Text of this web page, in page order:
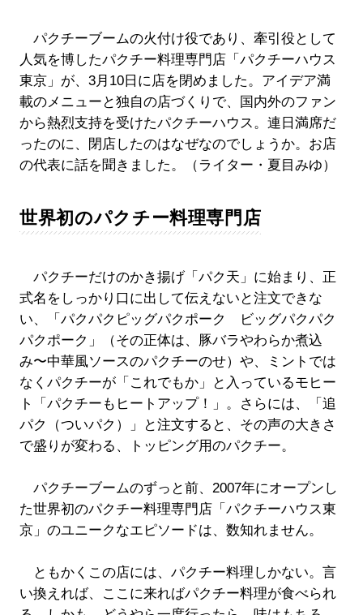
パクチーブームの火付け役であり、牽引役として
人気を博したパクチー料理専門店「パクチーハウス
東京」が、3月10日に店を閉めました。アイデア満
載のメニューと独自の店づくりで、国内外のファン
から熱烈支持を受けたパクチーハウス。連日満席だ
ったのに、閉店したのはなぜなのでしょうか。お店
の代表に話を聞きました。（ライター・夏目みゆ）
世界初のパクチー料理専門店
パクチーだけのかき揚げ「パク天」に始まり、正
式名をしっかり口に出して伝えないと注文できな
い、「パクパクピッグパクポーク ビッグパクパク
パクポーク」（その正体は、豚バラやわらか煮込
み〜中華風ソースのパクチーのせ）や、ミントでは
なくパクチーが「これでもか」と入っているモヒー
ト「パクチーもヒートアップ！」。さらには、「追
パク（ついパク）」と注文すると、その声の大きさ
で盛りが変わる、トッピング用のパクチー。
パクチーブームのずっと前、2007年にオープンし
た世界初のパクチー料理専門店「パクチーハウス東
京」のユニークなエピソードは、数知れません。
ともかくこの店には、パクチー料理しかない。言
い換えれば、ここに来ればパクチー料理が食べられ